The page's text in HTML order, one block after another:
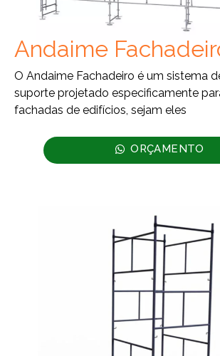
Andaime
O Andaime Fachadeiro é um sistema
suporte projetado especificamente
fachadas de edifícios, sejam eles
ORÇAMENTO